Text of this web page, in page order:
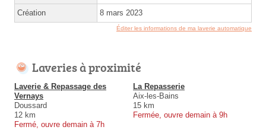
Création 8 mars 2023
Éditer les informations de ma laverie automatique
Laveries à proximité
Laverie & Repassage des
Vernays
Doussard
12 km
Fermé, ouvre demain à 7h
La Repasserie
Aix-les-Bains
15 km
Fermée, ouvre demain à 9h